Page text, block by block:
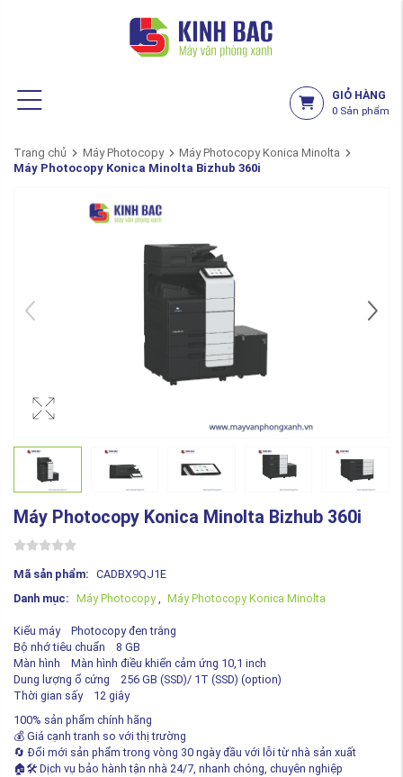
GIỎ HÀNG
0 Sản phẩm
Trang chủ Máy Photocopy
Máy Photocopy Konica Minolta
Máy Photocopy Konica Minolta Bizhub 360i
Máy Photocopy Konica Minolta Bizhub 360i
Mã sản phẩm: CADBX9QJ1E
Danh mục: Máy Photocopy, Máy Photocopy Konica Minolta
Kiểu máy Photocopy đen trắng
Bộ nhớ tiêu chuẩn 8 GB
Màn hình Màn hình điều khiển cảm ứng 10,1 inch
Dung lượng ổ cứng 256 GB (SSD)/ 1T (SSD) (option)
Thời gian sấy 12 giây
100% sản phẩm chính hãng
💰 Giá cạnh tranh so với thị trường
🔄 Đổi mới sản phẩm trong vòng 30 ngày đầu với lỗi từ nhà sản xuất
🏠🛠️ Dịch vụ bảo hành tận nhà 24/7, nhanh chóng, chuyên nghiệp